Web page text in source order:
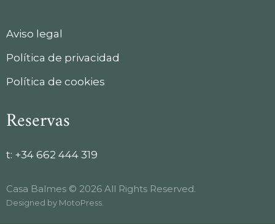
Aviso legal
Política de privacidad
Política de cookies
Reservas
t: +34 662 444 319
Casa Balmes © 2026 All Rights Reserved.
Designed by MotoPress